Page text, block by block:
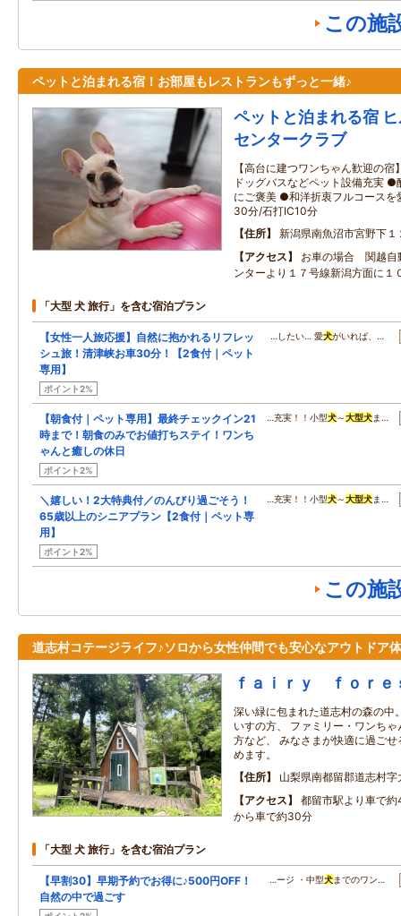
この施
ペットと泊まれる宿！お部屋もレストランもずっと一緒♪
ペットと泊まれる宿
センタークラブ
【高台に建つワンちゃん歓迎の宿
ドッグバスなどペット設備充実
にご褒美 ●和洋折衷フルコースを
30分/石打IC10分
住所
新潟県南魚沼市宮野下１
アクセス
お車の場合 関越自
ンターより１７号線新潟方面に１
「大型 犬 旅行」を含む宿泊プラン
【女性一人旅応援】自然に抱かれるリフレッ
シュ旅！清津峡お車30分！【2食付｜ペット
専用】
ポイント2%
…したい… 愛犬がいれば、…
【朝食付｜ペット専用】最終チェックイン21
時まで！朝食のみでお値打ちステイ！ワンち
ゃんと癒しの休日
ポイント2%
…充実！！小型犬～大型犬ま…
＼嬉しい！2大特典付／のんびり過ごそう！
65歳以上のシニアプラン【2食付｜ペット専
用】
ポイント2%
…充実！！小型犬～大型犬ま…
この施
道志村コテージライフ♪ソロから女性仲間でも安心なアウトドア
ｆａｉｒｙ ｆｏｒｅ
深い緑に包まれた道志村の森の中
いすの方、 ファミリー・ワンち
方など、 みなさまが快適に過ご
めます。
住所
山梨県南都留郡道志村字
アクセス
都留市駅より車で
から車で約30分
「大型 犬 旅行」を含む宿泊プラン
【早割30】早期予約でお得に♪500円OFF！
自然の中で過ごす
…ージ ・中型犬までのワン…